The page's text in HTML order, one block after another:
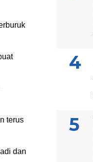
terus
dan